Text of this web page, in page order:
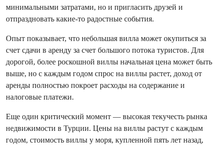
минимальными затратами, но и пригласить друзей и
отпраздновать какие-то радостные события.
Опыт показывает, что небольшая вилла может окупиться за
счет сдачи в аренду за счет большого потока туристов. Для
дорогой, более роскошной виллы начальная цена может быть
выше, но с каждым годом спрос на виллы растет, доход от
аренды полностью покроет расходы на содержание и
налоговые платежи.
Еще один критический момент — высокая текучесть рынка
недвижимости в Турции. Цены на виллы растут с каждым
годом, стоимость виллы у моря, купленной пять лет назад,